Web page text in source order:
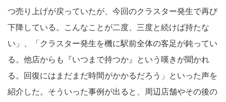
つ売り上げが戻っていたが、今回のクラスター発生で再び
下降している。こんなことが二度、三度と続けば持たな
い」、「クラスター発生を機に駅前全体の客足が鈍ってい
る。他店からも『いつまで持つか』という嘆きが聞かれ
る。回復にはまだまだ時間がかかるだろう」といった声を
紹介した。そういった事例が出ると、周辺店舗やその後の